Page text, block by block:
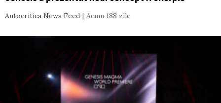
Autocritica News Feed Acum 188 zile